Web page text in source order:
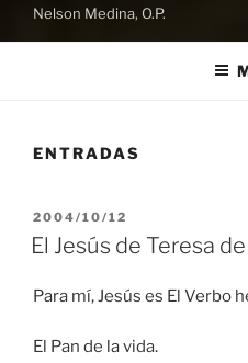
Nelson Medina, O.P.
ENTRADAS
PUBLICADO
EL
2004/10/12
El Jesús de Teresa
Para mí, Jesús es El Verbo
El Pan de la vida.